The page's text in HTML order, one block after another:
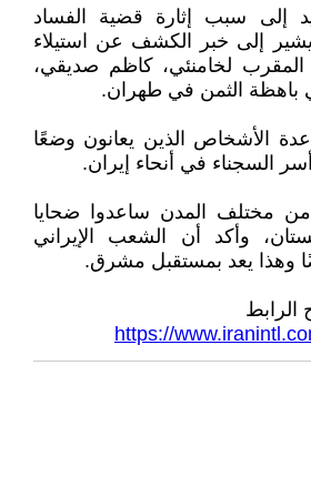
إلى سبب إثارة قضية الفساد
يشير إلى خبر الكشف عن استيلاء
لخامنئي، كاظم صديقي،
باهظة الثمن في طهران.
الأشخاص الذين يعانون وضعًا
السجناء في أنحاء إيران.
من مختلف المدن ساعدوا ضحايا
وأكد أن الشعب الإيراني
وهذا يعد بمستقبل مشرق.
الرابط
https://